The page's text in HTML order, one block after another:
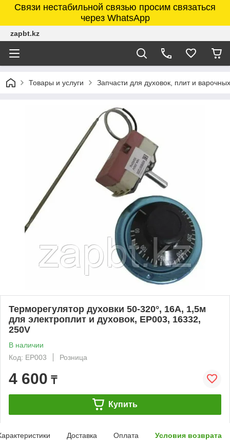
Связи нестабильной связью просим связаться
через WhatsApp
zapbt.kz
Товары и услуги Запчасти для духовок, плит и
Терморегулятор духовки 50-320°, 16А, 1,5м
для электроплит и духовок, EP003, 16332,
250V
В наличии
Код: EP003
Розница
4 600 ₸
Купить
Доставка Оплата Условия возврата